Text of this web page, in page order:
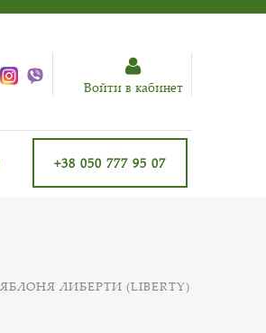
Войти в кабинет
+38 050 777 95 07
ЯБЛОНЯ ЛИБЕРТИ (LIBERTY)